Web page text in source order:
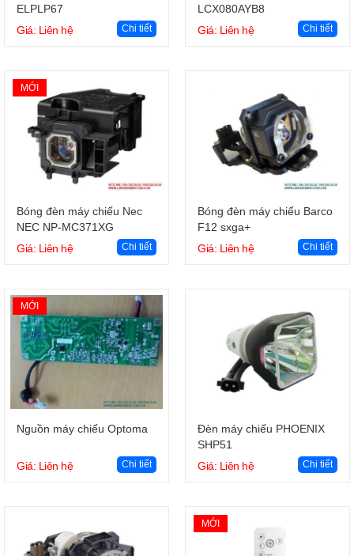
ELPLP67
Giá: Liên hệ
Chi tiết
LCX080AYB8
Giá: Liên hệ
Chi tiết
MỚI
Giỏ hàng
Bóng đèn máy chiếu Nec
NEC NP-MC371XG
Giá: Liên hệ
Chi tiết
Giỏ hàng
Bóng đèn máy chiếu Barco
F12 sxga+
Giá: Liên hệ
Chi tiết
MỚI
Giỏ hàng
Nguồn máy chiếu Optoma
Giá: Liên hệ Chi tiết
Giỏ hàng
Đèn máy chiếu PHOENIX
SHP51
Giá: Liên hệ
Chi tiết
MỚI